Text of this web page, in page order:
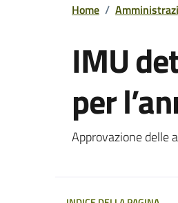
Home /
IMU
per
Dettagli
Approvazione delle